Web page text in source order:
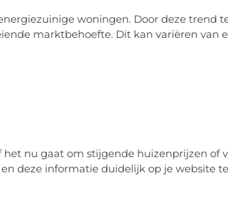
woningen. Door deze trend
marktbehoefte. Dit kan variëren van
het nu gaat om stijgende huizenprijzen of
deze informatie duidelijk op je website